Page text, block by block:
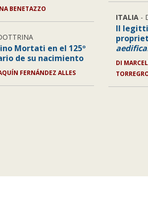
BENETAZZO
Mortati en el 125º
de su nacimiento
FERNÁNDEZ ALLES
ITALIA-
Il
DI